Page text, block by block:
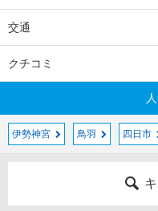
交通
クチコミ
伊勢神宮 鳥羽 四日市